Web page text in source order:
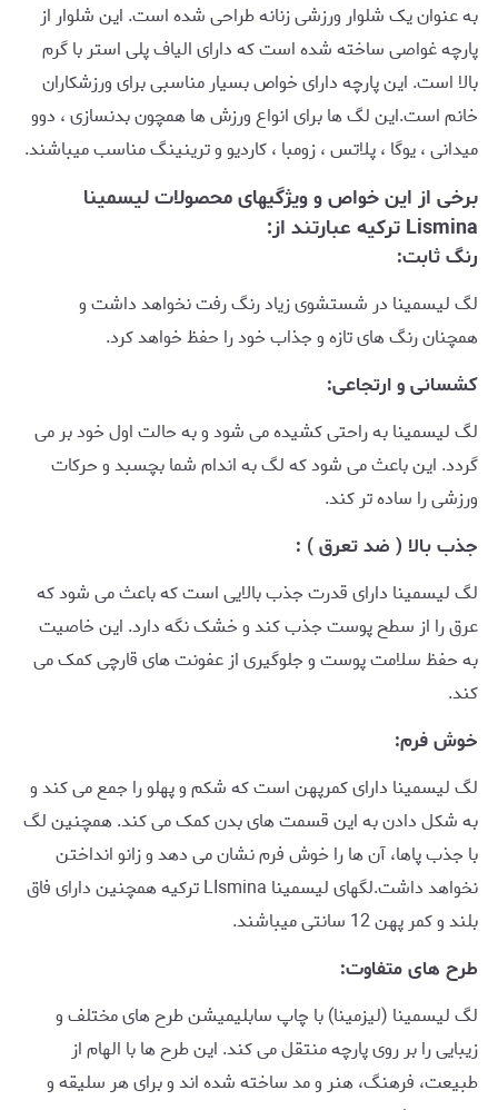
به عنوان یک شلوار ورزشی زنانه طراحی شده است. این شلوار از
پارچه غواصی ساخته شده است که دارای الیاف پلی استر با گرم
بالا است. این پارچه دارای خواص بسیار مناسبی برای ورزشکاران
خانم است.این لگ ها برای انواع ورزش ها همچون بدنسازی ، دوو
میدانی ، یوگا ، پلاتس ، زومبا ، کاردیو و ترینینگ مناسب میباشند.
برخی از این خواص و ویژگیهای محصولات لیسمینا
Lismina ترکیه عبارتند از:
رنگ ثابت:
لگ لیسمینا در شستشوی زیاد رنگ رفت نخواهد داشت و
همچنان رنگ های تازه و جذاب خود را حفظ خواهد کرد.
کشسانی و ارتجاعی:
لگ لیسمینا به راحتی کشیده می شود و به حالت اول خود بر می
گردد. این باعث می شود که لگ به اندام شما بچسبد و حرکات
ورزشی را ساده تر کند.
جذب بالا ( ضد تعرق ) :
لگ لیسمینا دارای قدرت جذب بالایی است که باعث می شود که
عرق را از سطح پوست جذب کند و خشک نگه دارد. این خاصیت
به حفظ سلامت پوست و جلوگیری از عفونت های قارچی کمک می
کند.
خوش فرم:
لگ لیسمینا دارای کمرپهن است که شکم و پهلو را جمع می کند و
به شکل دادن به این قسمت های بدن کمک می کند. همچنین لگ
با جذب پاها، آن ها را خوش فرم نشان می دهد و زانو انداختن
نخواهد داشت.لگهای لیسمینا LIsmina ترکیه همچنین دارای فاق
بلند و کمر پهن 12 سانتی میباشند.
طرح های متفاوت:
لگ لیسمینا (لیزمینا) با چاپ سابلیمیشن طرح های مختلف و
زیبایی را بر روی پارچه منتقل می کند. این طرح ها با الهام از
طبیعت، فرهنگ، هنر و مد ساخته شده اند و برای هر سلیقه و